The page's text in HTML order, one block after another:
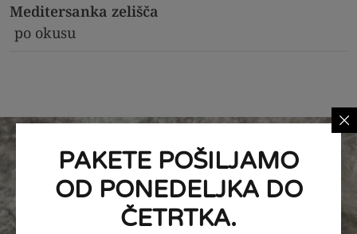
Meditersanka zelišča
po okusu
PAKETE POŠILJAMO
OD PONEDELJKA DO
ČETRTKA.